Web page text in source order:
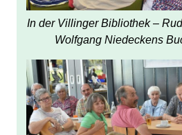
In der Villinger Bibliothek –
Wolfgang Niedeckens